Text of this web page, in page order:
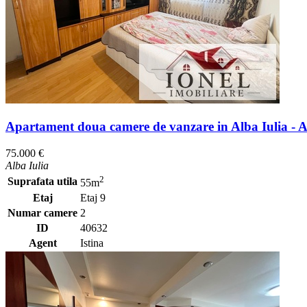
Apartament doua camere de vanzare in Alba Iulia -
75.000 €
Alba Iulia
Suprafata utila 55m2
Etaj
Etaj 9
Numar camere 2
ID
40632
Agent
Istina